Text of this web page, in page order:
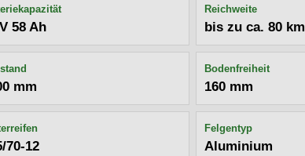
58 Ah
Reichweite
bis zu ca. 80 km
mm
Bodenfreiheit
160 mm
70-12
Felgentyp
Aluminium